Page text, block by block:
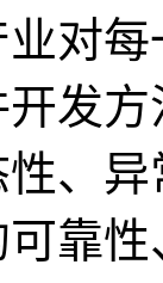
对
发
、
靠